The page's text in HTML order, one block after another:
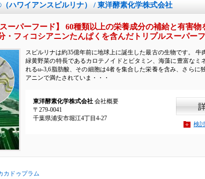
ハワイアンスピルリナ） / 東洋酵素化学株式会社
ーパーフード】 60種類以上の栄養成分の補給と有害
・フィコシアニンたんぱくを含んだトリプルスーパー
スピルリナは約35億年前に地球上に誕生した最古の生物です。 牛
緑黄野菜の特長であるカロテノイドとビタミン、海藻に豊富なミ
れるω-3,6脂肪酸、その細胞は4者を集合した栄養を含み、さらに
アニンで満たされていま・・・
東洋酵素化学株式会社 会社概要
〒279-0041
千葉県浦安市堀江4丁目4-27
検
カドゥプラム